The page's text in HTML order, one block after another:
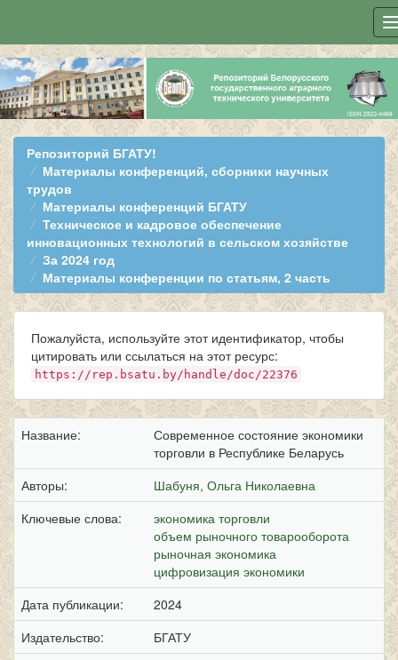
Skip
navigation
Репозиторий БГАТУ!
Материалы конференций, сборники научных
трудов
Материалы конференций БГАТУ
Техническое и кадровое обеспечение
инновационных технологий в сельском хозяйстве
За 2024 год
Материалы конференции по статьям, 2 часть
Пожалуйста, используйте этот идентификатор, чтобы
цитировать или ссылаться на этот ресурс:
https://rep.bsatu.by/handle/doc/22376
Название:
Современное состояние экономики
торговли в Республике Беларусь
Авторы:
Шабуня, Ольга Николаевна
Ключевые слова:
экономика торговли
объем рыночного товарооборота
рыночная экономика
цифровизация экономики
Дата публикации:
2024
Издательство:
БГАТУ